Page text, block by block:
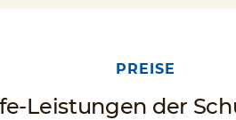
PREISE
Leistungen der